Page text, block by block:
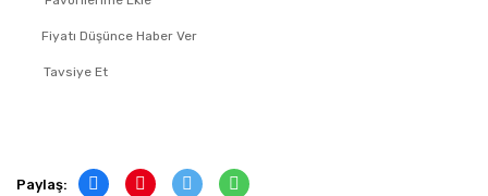
Fiyatı Düşünce Haber Ver
Tavsiye Et
Paylaş: